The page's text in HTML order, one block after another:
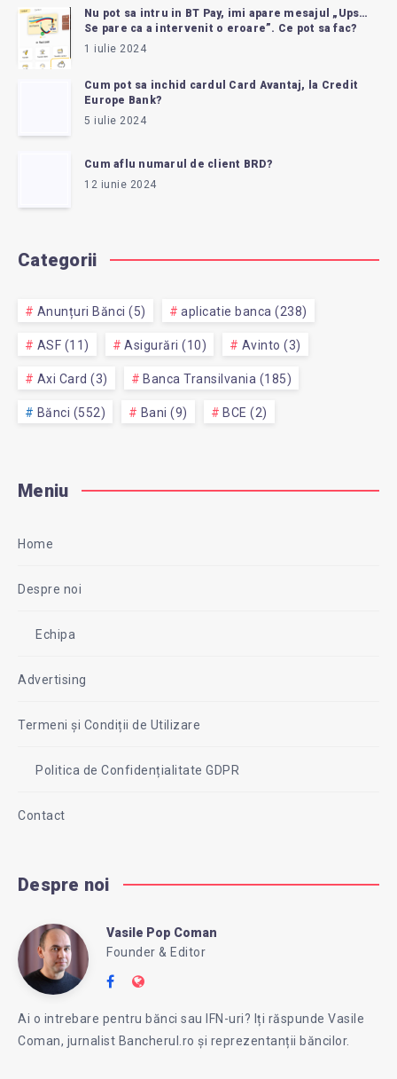
Nu pot sa intru in BT Pay, imi apare mesajul „Ups…
Se pare ca a intervenit o eroare”. Ce pot sa fac?
1 iulie 2024
Cum pot sa inchid cardul Card Avantaj, la Credit
Europe Bank?
5 iulie 2024
Cum aflu numarul de client BRD?
12 iunie 2024
Categorii
Anunțuri Bănci (5) aplicatie banca (238)
ASF (11) Asigurări (10) Avinto (3)
Axi Card (3) Banca Transilvania (185)
Bănci (552) Bani (9) BCE (2)
Meniu
Home
Despre noi
Echipa
Advertising
Termeni și Condiții de Utilizare
Politica de Confidențialitate GDPR
Contact
Despre noi
Vasile
Pop
Vasile Pop Coman
Founder & Editor
Follow
on
Website:
Ai o intrebare pentru bănci sau IFN-uri? Iți răspunde Vasile
Coman, jurnalist Bancherul.ro și reprezentanții băncilor.